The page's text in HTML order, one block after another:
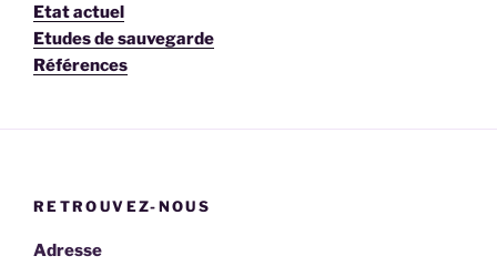
Etat actuel
Etudes de sauvegarde
Références
RETROUVEZ-NOUS
Adresse